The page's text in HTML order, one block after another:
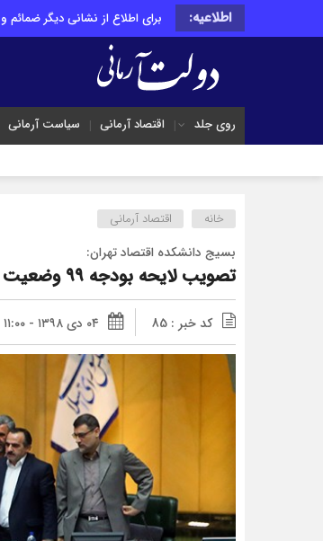
اطلاعیه: برای اطلاع از نشانی دیگر ضمائم
روی جلد اقتصاد آرمانی سیاست آرمانی
خانه اقتصاد آرمانی
بسیج دانشکده اقتصاد تهران:
تصویب لایحه بودجه ۹۹ وضعیت معیشتی مردم را بدتر می‌کند
کد خبر : 85 ۰۴ دی ۱۳۹۸ - ۱۱:۰۰